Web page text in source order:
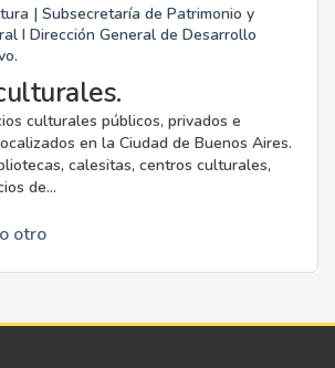
| Subsecretaría de Patrimonio y
I Dirección General de Desarrollo
culturales públicos, privados e
en la Ciudad de Buenos Aires.
calesitas, centros culturales,
de...
otro